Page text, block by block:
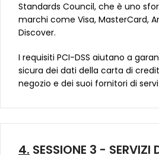
Standards Council, che è uno
marchi come Visa, MasterCard,
Discover.
I requisiti PCI-DSS aiutano a
sicura dei dati della carta di
negozio e dei suoi fornitori di
4. SESSIONE 3 - SERVIZI